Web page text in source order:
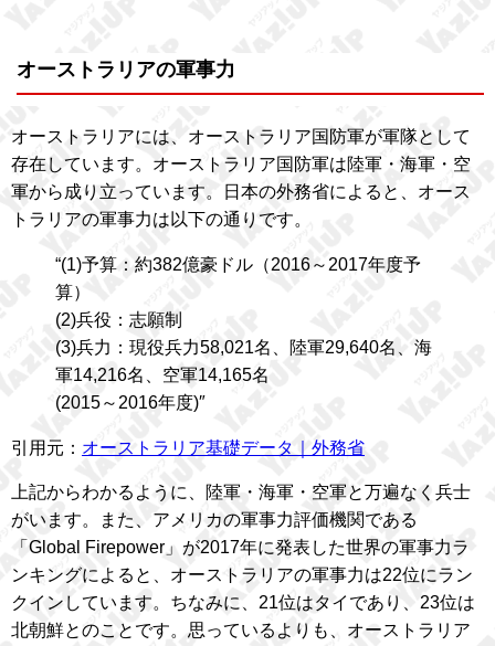
オーストラリアの軍事力
オーストラリアには、オーストラリア国防軍が軍隊として
存在しています。オーストラリア国防軍は陸軍・海軍・空
軍から成り立っています。日本の外務省によると、オース
トラリアの軍事力は以下の通りです。
“(1)予算：約382億豪ドル（2016～2017年度予
算）
(2)兵役：志願制
(3)兵力：現役兵力58,021名、陸軍29,640名、海
軍14,216名、空軍14,165名
(2015～2016年度)″
引用元： オーストラリア基礎データ｜外務省
上記からわかるように、陸軍・海軍・空軍と万遍なく兵士
がいます。また、アメリカの軍事力評価機関である
「Global Firepower」が2017年に発表した世界の軍事力ラ
ンキングによると、オーストラリアの軍事力は22位にラン
クインしています。ちなみに、21位はタイであり、23位は
北朝鮮とのことです。思っているよりも、オーストラリア